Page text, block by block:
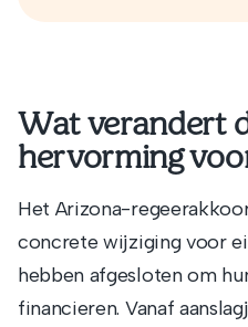
Wat verandert
hervorming
Het Arizona-
concrete wijziging voor
hebben afgesloten om
financieren. Vanaf